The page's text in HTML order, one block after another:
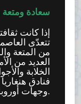
سعادة ومتعة
إذا كانت
تتعدّى
من المتعة
العديد من
الخلابة
فنادق
وجهات أوروبا الشهيرة.